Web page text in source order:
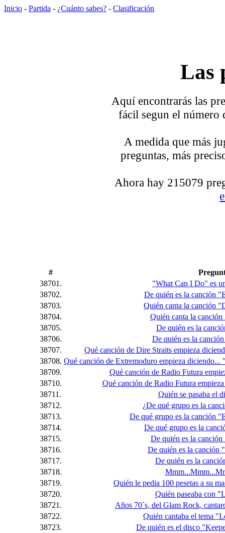
Inicio - Partida - ¿Cuánto sabes? - Clasificación
Las
Aquí encontrarás las
fácil segun el número
A medida que más
preguntas, más
Ahora hay 215079
#
38701.
"What Can I Do" es
38702.
De quién es la canción
38703.
Quién canta la canción
38704.
Quién canta la
38705.
De quién es la
38706.
De quién es la
38707.
Qué canción de Dire Straits empieza
38708. Qué canción de Extremoduro empieza diciendo...
38709.
Qué canción de Radio Futura
38710.
Qué canción de Radio Futura
38711.
Quién se pasaba el
38712.
¿De qué grupo es la
38713.
De qué grupo es la canción
38714.
De qué grupo es la
38715.
De quién es la
38716.
De quién es la canción
38717.
De quién es la
38718.
38719.
Quién le pedia 100 pesetas a su
38720.
Quién paseaba con
38721.
Años 70´s, del Glam Rock,
38722.
Quién cantaba el tema
38723.
De quién es el disco